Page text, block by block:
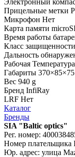
Прицельные метки
Микрофон Нет
Карта памяти
Время работы
Класс
Дальность
Рабочая Температура
Габариты
Вес 940 g
Бренд InfiRay
LRF Нет
Каталог
Бренды
SIA "Baltic optics"
Рег. номер:
Номер
Юр. адрес: улица